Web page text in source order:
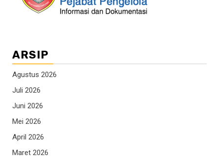
ARSIP
Agustus 2026
Juli 2026
Juni 2026
Mei 2026
April 2026
Maret 2026